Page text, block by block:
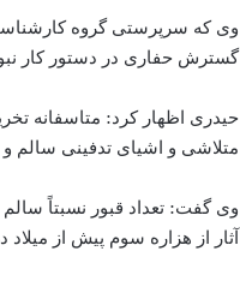
وی که سرپرستی گروه
گسترش حفاری در دستور کار
حیدری اظهار کرد: متاسفانه
متلاشی و اشیای تدفینی سالم
وی گفت: تعداد قبور نسبتاً
آثار از هزاره سوم پیش از